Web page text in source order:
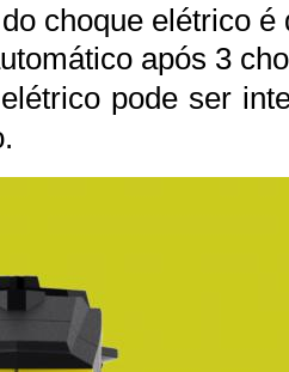
choque elétrico é
após 3
pode ser